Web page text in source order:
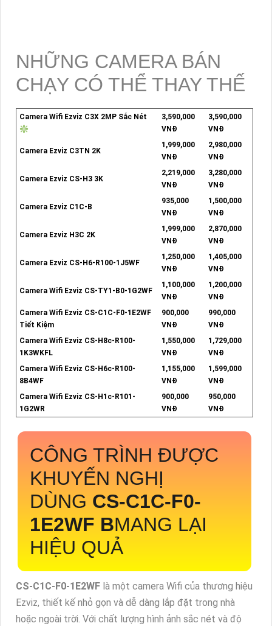
NHỮNG CAMERA BÁN
CHẠY CÓ THỂ THAY THẾ
Camera Wifi Ezviz C3X 2MP Sắc Nét
❇
3,590,000
VNĐ
3,590,000
VNĐ
Camera Ezviz C3TN 2K
1,999,000
VNĐ
2,980,000
VNĐ
Camera Ezviz CS-H3 3K
2,219,000
VNĐ
3,280,000
VNĐ
Camera Ezviz C1C-B
935,000
VNĐ
1,500,000
VNĐ
Camera Ezviz H3C 2K
1,999,000
VNĐ
2,870,000
VNĐ
Camera Ezviz CS-H6-R100-1J5WF
1,250,000
VNĐ
1,405,000
VNĐ
Camera Wifi Ezviz CS-TY1-B0-1G2WF
1,100,000
VNĐ
1,200,000
VNĐ
Camera Wifi Ezviz CS-C1C-F0-1E2WF
Tiết Kiệm
900,000
VNĐ
990,000
VNĐ
Camera Wifi Ezviz CS-H8c-R100-
1K3WKFL
1,550,000
VNĐ
1,729,000
VNĐ
Camera Wifi Ezviz CS-H6c-R100-
8B4WF
1,155,000
VNĐ
1,599,000
VNĐ
Camera Wifi Ezviz CS-H1c-R101-
1G2WR
900,000
VNĐ
950,000
VNĐ
CÔNG TRÌNH ĐƯỢC
KHUYẾN NGHỊ
DÙNG CS-C1C-F0-
1E2WF BMANG LẠI
HIỆU QUẢ
CS-C1C-F0-1E2WF là một camera Wifi của thương hiệu
Ezviz, thiết kế nhỏ gọn và dễ dàng lắp đặt trong nhà
hoặc ngoài trời. Với chất lượng hình ảnh sắc nét và độ